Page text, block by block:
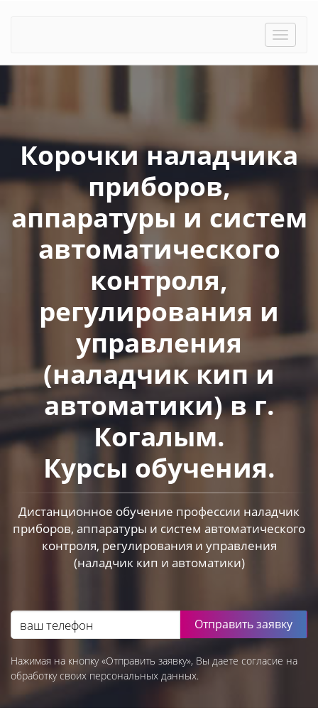
Toggle
Корочки наладчика
приборов,
аппаратуры и систем
автоматического
контроля,
регулирования и
управления
(наладчик кип и
автоматики) в г.
Когалым.
Курсы обучения.
Дистанционное обучение профессии наладчик
приборов, аппаратуры и систем автоматического
контроля, регулирования и управления
(наладчик кип и автоматики)
Отправить заявку
Нажимая на кнопку «Отправить заявку», Вы даете согласие на
обработку своих персональных данных.